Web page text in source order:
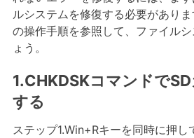
ルシステムを修復する必要があり
の操作手順を参照して、ファイル
ょう。
1.CHKDSKコマンドで
する
ステップ1.Win+Rキーを同時に押